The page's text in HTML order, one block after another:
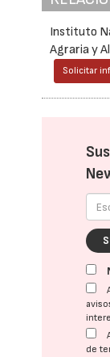
Instituto
Agraria y
Solicitar
de